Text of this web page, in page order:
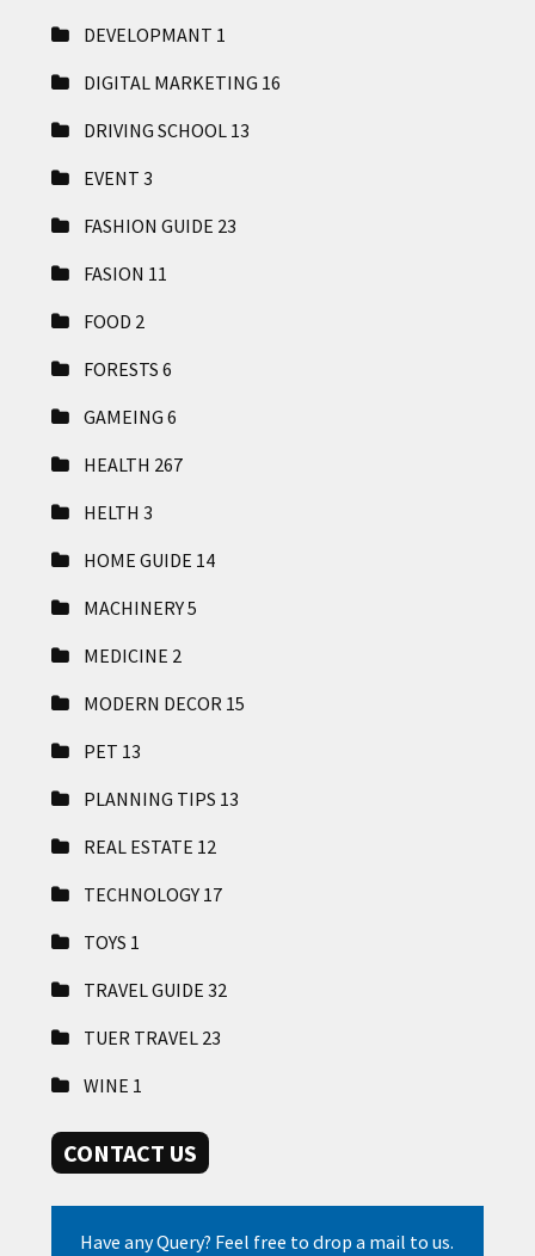
DEVELOPMANT 1
DIGITAL MARKETING 16
DRIVING SCHOOL 13
EVENT 3
FASHION GUIDE 23
FASION 11
FOOD 2
FORESTS 6
GAMEING 6
HEALTH 267
HELTH 3
HOME GUIDE 14
MACHINERY5
MEDICINE 2
MODERN DECOR 15
PET 13
PLANNING TIPS 13
REAL ESTATE 12
TECHNOLOGY 17
TOYS 1
TRAVEL GUIDE 32
TUER TRAVEL 23
WINE 1
CONTACT US
Have any Query? Feel free to drop a mail to us.